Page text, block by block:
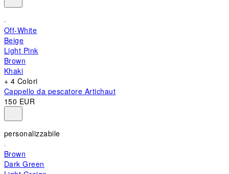
Off-White
Beige
Light Pink
Brown
Khaki
+ 4 Colori
Cappello da pescatore Artichaut
150 EUR
personalizzabile
Brown
Dark Green